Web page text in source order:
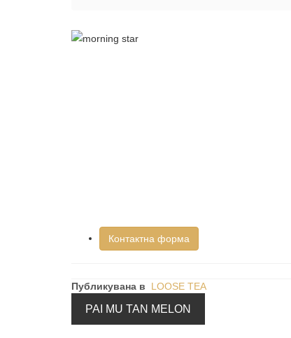
Контактна форма
Публикувана в LOOSE TEA
PAI MU TAN MELON